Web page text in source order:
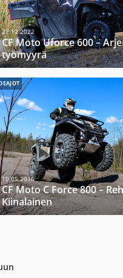
27.12.2022
CF Moto Uforce 600 –
työmyyrä
10.05.2016
CF Moto C Force 800 –
Kiinalainen